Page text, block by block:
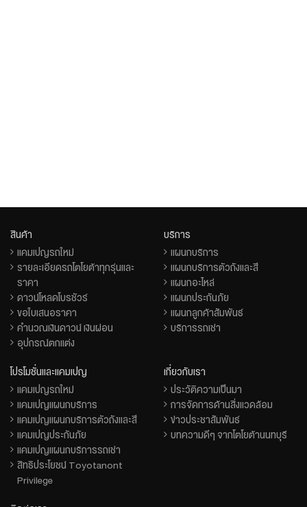
สินค้า
แคมเปญรถใหม่
รายละเอียดรถโตโยต้าทุกรุ่นและ
ราคา
ดาวน์โหลดโบรชัวร์
ขอใบเสนอราคา
คำนวณเงินดาวน์ เงินผ่อน
อุปกรณ์ตกแต่ง
บริการ
แผนกบริการ
แผนกบริการตัวถังและสี
แผนกอะไหล่
แผนกประกันภัย
แผนกลูกค้าสัมพันธ์
บริการรถเช่า
โปรโมชั่นและแคมเปญ
แคมเปญรถใหม่
แคมเปญแผนกบริการ
แคมเปญแผนกบริการตัวถังและสี
แคมเปญประกันภัย
แคมเปญแผนกบริการรถเช่า
สิทธิประโยชน์ Toyotanont
Privilege
เกี่ยวกับเรา
ประวัติความเป็นมา
การจัดการด้านสิ่งแวดล้อม
ข่าวประชาสัมพันธ์
บทความดีๆ จากโตโยต้านนทบุรี